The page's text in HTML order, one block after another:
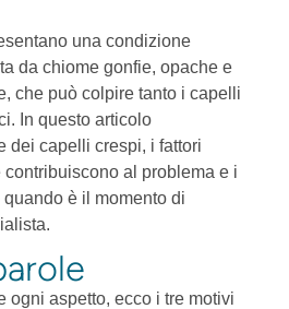
una condizione
da chiome gonfie, opache e
che può colpire tanto i capelli
In questo articolo
dei capelli crespi, i fattori
al problema e i
è il momento di
ogni aspetto, ecco i tre motivi